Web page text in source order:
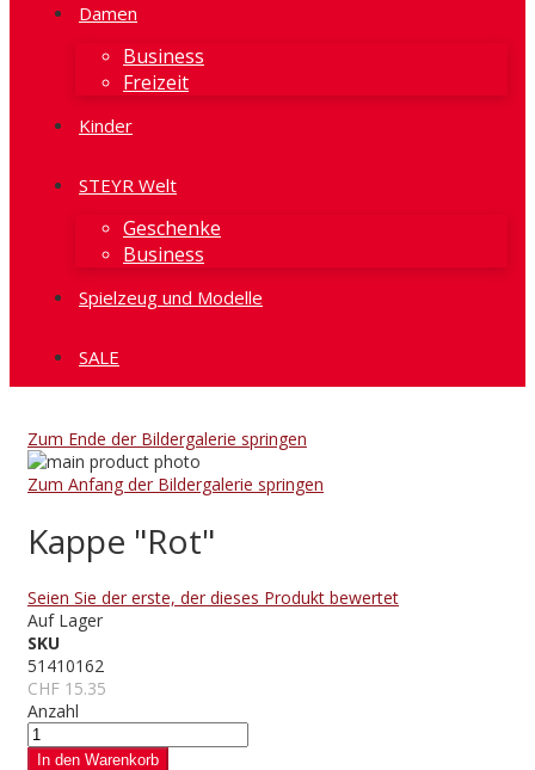
Damen
Business
Freizeit
Kinder
STEYR Welt
Geschenke
Business
Spielzeug und Modelle
SALE
Zum Ende der Bildergalerie springen
Zum Anfang der Bildergalerie springen
Kappe "Rot"
Seien Sie der erste, der dieses Produkt bewertet
Auf Lager
SKU
51410162
CHF 15.35
Anzahl
In den Warenkorb